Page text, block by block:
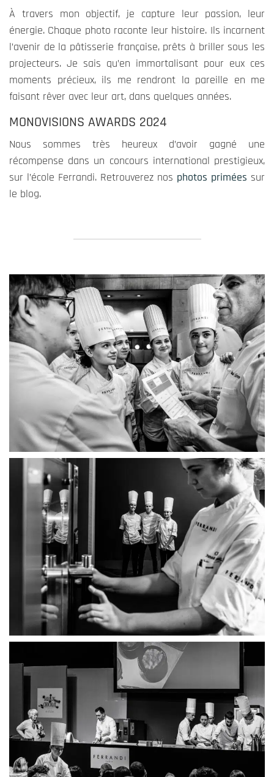
À travers mon objectif, je capture leur passion, leur
énergie. Chaque photo raconte leur histoire. Ils incarnent
l’avenir de la pâtisserie française, prêts à briller sous les
projecteurs. Je sais qu’en immortalisant pour eux ces
moments précieux, ils me rendront la pareille en me
faisant rêver avec leur art, dans quelques années.
MONOVISIONS AWARDS 2024
Nous sommes très heureux d’avoir gagné une
récompense dans un concours international prestigieux,
sur l’école Ferrandi. Retrouverez nos photos primées sur
le blog.